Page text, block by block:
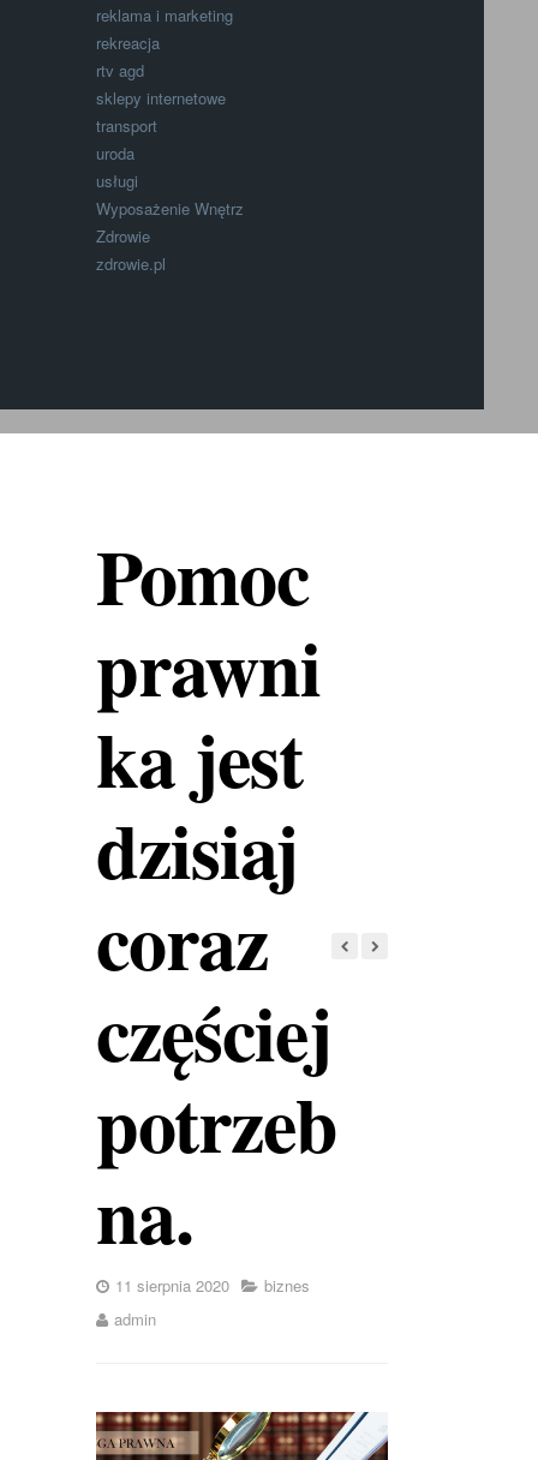
reklama i marketing
rekreacja
rtv agd
sklepy internetowe
transport
uroda
usługi
Wyposażenie Wnętrz
Zdrowie
zdrowie.pl
Pomoc
prawni
ka jest
dzisiaj
coraz
częściej
potrzeb
na.
11 sierpnia 2020
biznes
admin